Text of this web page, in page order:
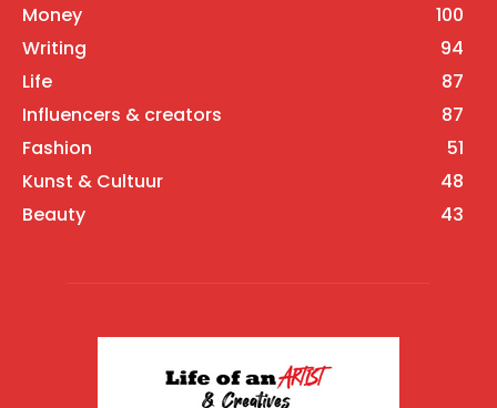
Money
100
Writing
94
Life
87
Influencers & creators
87
Fashion
51
Kunst & Cultuur
48
Beauty
43